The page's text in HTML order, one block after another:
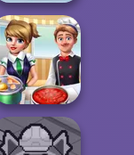
Xmas Sliding
Puzzles